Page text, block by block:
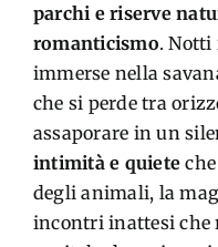
parchi e riserve
romanticismo. Notti
immerse nella
che si perde tra
assaporare inun
intimità e quiete
degli animali, la
incontri inattesi che